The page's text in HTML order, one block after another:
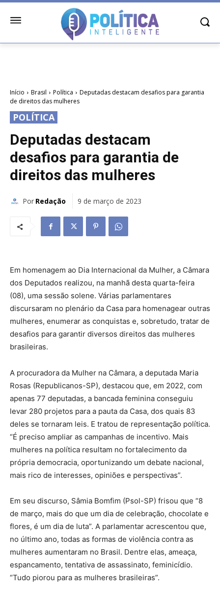
Início Brasil Política
Deputadas destacam desafios para garantia
de direitos das mulheres
POLÍTICA
Deputadas destacam
desafios para garantia de
direitos das mulheres
Por Redação 9 de março de 2023
Em homenagem ao Dia Internacional da Mulher, a Câmara
dos Deputados realizou, na manhã desta quarta-feira
(08), uma sessão solene. Várias parlamentares
discursaram no plenário da Casa para homenagear outras
mulheres, enumerar as conquistas e, sobretudo, tratar de
desafios para garantir diversos direitos das mulheres
brasileiras.
A procuradora da Mulher na Câmara, a deputada Maria
Rosas (Republicanos-SP), destacou que, em 2022, com
apenas 77 deputadas, a bancada feminina conseguiu
levar 280 projetos para a pauta da Casa, dos quais 83
deles se tornaram leis. E tratou de representação política.
“É preciso ampliar as campanhas de incentivo. Mais
mulheres na política resultam no fortalecimento da
própria democracia, oportunizando um debate nacional,
mais rico de interesses, opiniões e perspectivas”.
Em seu discurso, Sâmia Bomfim (Psol-SP) frisou que “8
de março, mais do que um dia de celebração, chocolate e
flores, é um dia de luta”. A parlamentar acrescentou que,
no último ano, todas as formas de violência contra as
mulheres aumentaram no Brasil. Dentre elas, ameaça,
espancamento, tentativa de assassinato, feminicídio.
“Tudo piorou para as mulheres brasileiras”.